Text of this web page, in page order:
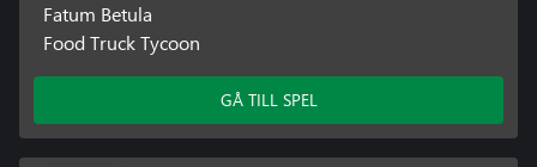
Fatum Betula
Food Truck Tycoon
GÅ TILL SPEL